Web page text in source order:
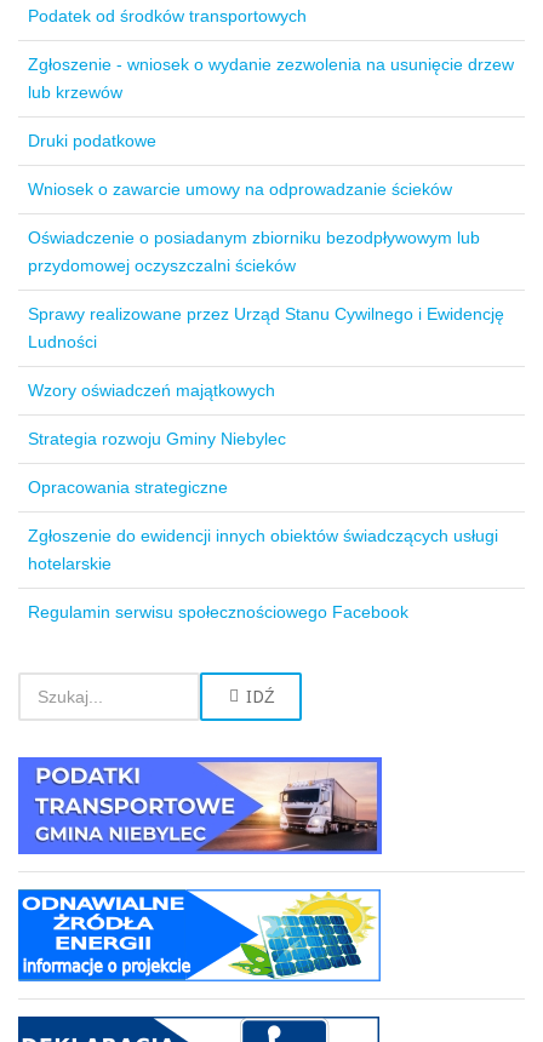
Podatek od środków transportowych
Zgłoszenie - wniosek o wydanie zezwolenia na usunięcie drzew
lub krzewów
Druki podatkowe
Wniosek o zawarcie umowy na odprowadzanie ścieków
Oświadczenie o posiadanym zbiorniku bezodpływowym lub
przydomowej oczyszczalni ścieków
Sprawy realizowane przez Urząd Stanu Cywilnego i Ewidencję
Ludności
Wzory oświadczeń majątkowych
Strategia rozwoju Gminy Niebylec
Opracowania strategiczne
Zgłoszenie do ewidencji innych obiektów świadczących usługi
hotelarskie
Regulamin serwisu społecznościowego Facebook
IDŹ